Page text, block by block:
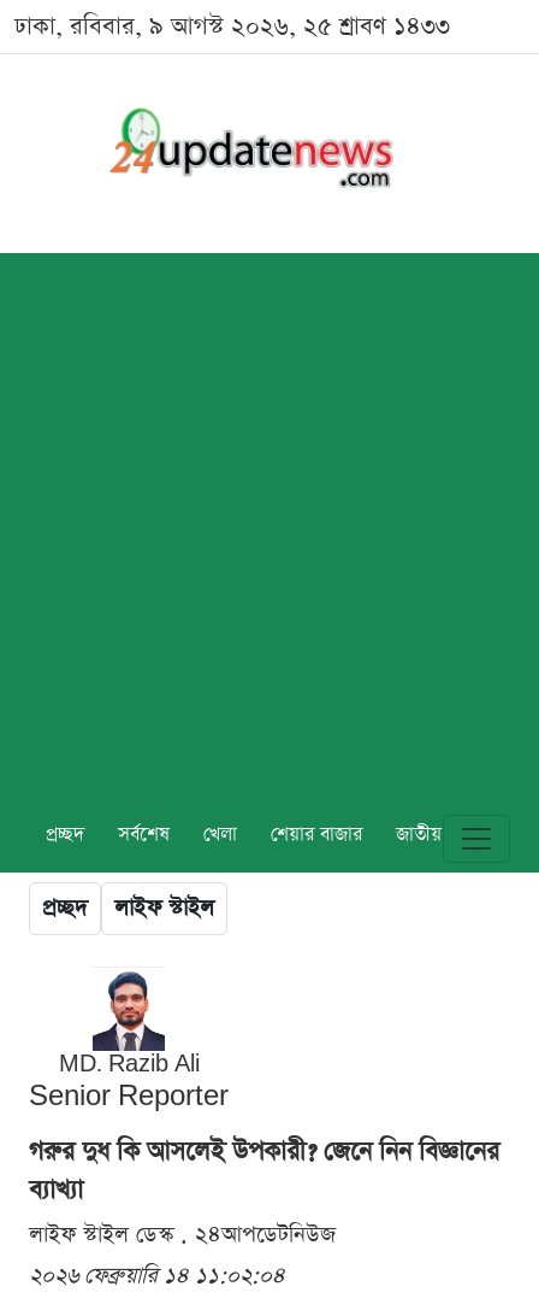
ঢাকা, রবিবার, ৯ আগস্ট ২০২৬, ২৫ শ্রাবণ ১৪৩৩
প্রচ্ছদ সর্বশেষ খেলা শেয়ার বাজার জাতীয় বিশ্ব
প্রচ্ছদ লাইফ স্টাইল
MD. Razib Ali
Senior Reporter
গরুর দুধ কি আসলেই উপকারী? জেনে নিন বিজ্ঞানের
ব্যাখ্যা
লাইফ স্টাইল ডেস্ক . ২৪আপডেটনিউজ
২০২৬ ফেব্রুয়ারি ১৪ ১১:০২:০৪